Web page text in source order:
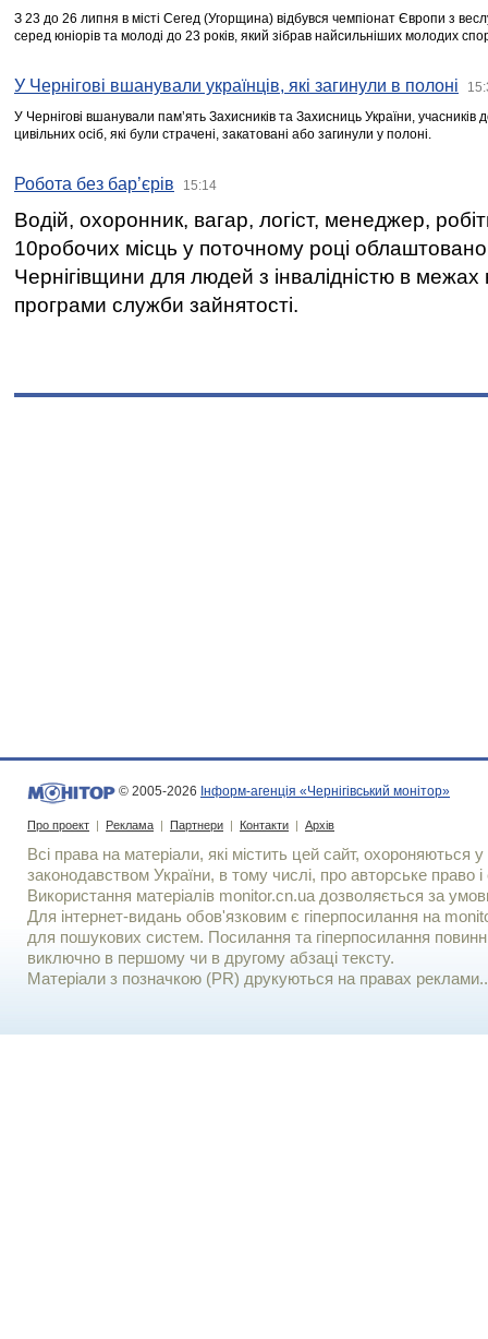
З 23 до 26 липня в місті Сегед (Угорщина) відбувся чемпіонат Європи з
серед юніорів та молоді до 23 років, який зібрав найсильніших молодих
У Чернігові вшанували українців, які загинули в полоні
У Чернігові вшанували пам’ять Захисників та Захисниць України,
цивільних осіб, які були страчені, закатовані або загинули у полоні.
Робота без бар’єрів 15:14
Водій, охоронник, вагар, логіст, менеджер,
10робочих місць у поточному році
Чернігівщини для людей з інвалідністю в межах
програми служби зайнятості.
© 2005-2026 Інформ-агенція «Чернігівський монітор»
Про проект | Реклама | Партнери | Контакти | Архів
Всі права на матеріали, які містить цей сайт, охороняються у
законодавством України, в тому числі, про авторське право і
Використання матерiалiв monitor.cn.ua дозволяється за
Для iнтернет-видань обов'язковим є гiперпосилання на
для пошукових систем. Посилання та гіперпосилання
виключно в першому чи в другому абзаці тексту.
Матеріали з позначкою (PR) друкуються на правах реклами..